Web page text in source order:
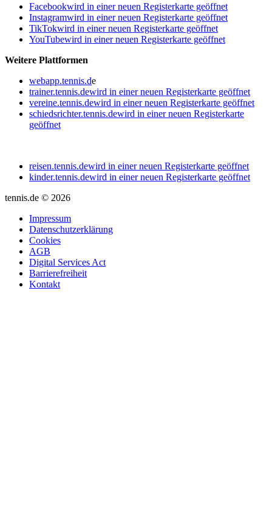
Facebookwird in einer neuen Registerkarte geöffnet
Instagramwird in einer neuen Registerkarte geöffnet
TikTokwird in einer neuen Registerkarte geöffnet
YouTubewird in einer neuen Registerkarte geöffnet
Weitere Plattformen
webapp.tennis.de
trainer.tennis.dewird in einer neuen Registerkarte geöffnet
vereine.tennis.dewird in einer neuen Registerkarte geöffnet
schiedsrichter.tennis.dewird in einer neuen Registerkarte
geöffnet
reisen.tennis.dewird in einer neuen Registerkarte geöffnet
kinder.tennis.dewird in einer neuen Registerkarte geöffnet
tennis.de © 2026
Impressum
Datenschutzerklärung
Cookies
AGB
Digital Services Act
Barrierefreiheit
Kontakt